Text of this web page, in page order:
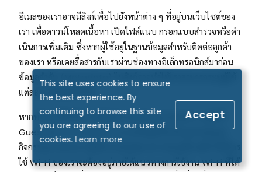
This site uses cookies to ensure
the best experience. By
continuing to browse this site
you are agreeing to our use of
cookies.Learn more
Accept
อีเมลของเราอาจมีลิงก์เพื่อไปยังหน้าต่าง ๆ ที่อยู่บนเว็บไซต์ของ
เรา เพื่อดาวน์โหลดเนื้อหา เปิดไฟล์แนบ กรอกแบบสํารวจหรือดํา
เนินการเพิ่มเติม ซึ่งหากผู้ใช้อยู่ในฐานข้อมูลสำหรับติดต่อลูกค้า
ของเรา หรือเคยสื่อสารกับเราผ่านช่องทางอิเล็กทรอนิกส์มาก่อน
ข้อมูลกำกับ (Metadata) ในลิงก์อาจทำให้เราสามารถระบุผู้ใช้
แต่ละรายที่คลิกลิงก์ได้
หากท่านมาที่สํานักงานหรือสถานประกอบการของเรา และใช้
Guest Wi-Fi เราอาจเก็บรวบรวมข้อมูลเกี่ยวกับอุปกรณ์และ
กิจกรรมผ่านช่องทางอิเล็กทรอนิกส์ของท่านโดยอัตโนมัติ ทั้งนี้การ
ใช้ Wi-Fi ของเราจะต้องอยู่ภายใต้แนวทางการใช้งาน Wi-Fi ที่ได้